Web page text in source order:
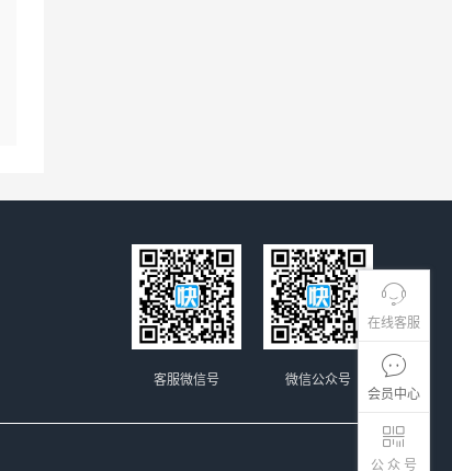
在线客服
会员中心
公 众 号
微信公众号
客服微信号